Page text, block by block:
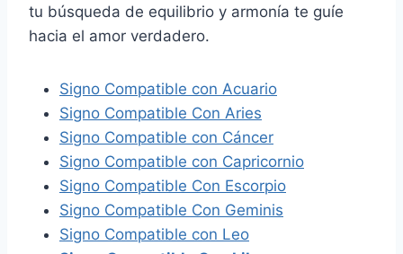
tu búsqueda de equilibrio y armonía te guíe
hacia el amor verdadero.
Signo Compatible con Acuario
Signo Compatible Con Aries
Signo Compatible con Cáncer
Signo Compatible con Capricornio
Signo Compatible Con Escorpio
Signo Compatible Con Geminis
Signo Compatible con Leo